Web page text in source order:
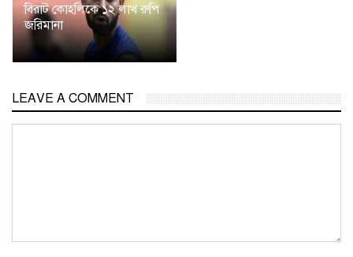
বিরাট কোহলিকে ১২ লাখ রুপি
জরিমানা
LEAVE A COMMENT